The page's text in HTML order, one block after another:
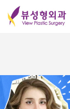
Press